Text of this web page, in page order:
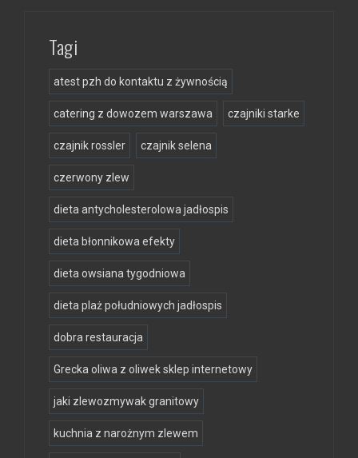
Tagi
atest pzh do kontaktu z żywnością
catering z dowozem warszawa czajniki starke
czajnik rossler czajnik selena
czerwony zlew
dieta antycholesterolowa jadłospis
dieta błonnikowa efekty
dieta owsiana tygodniowa
dieta plaż południowych jadłospis
dobra restauracja
Grecka oliwa z oliwek sklep internetowy
jaki zlewozmywak granitowy
kuchnia z narożnym zlewem